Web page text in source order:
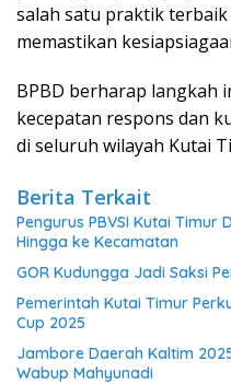
salah satu praktik
memastikan
BPBD berharap langkah
kecepatan respons dan
di seluruh wilayah Kutai
Berita Terkait
Pengurus PBVSI Kutai Timur
Hingga ke Kecamatan
GOR Kudungga Jadi Saksi
Pemerintah Kutai Timur
Cup 2025
Jambore Daerah Kaltim
Wabup Mahyunadi